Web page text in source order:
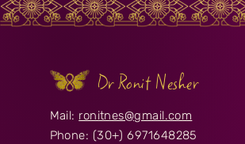
Dr Ronit Nesher
Mail: ronitnes@gmail.com
Phone: (30+) 6971648285